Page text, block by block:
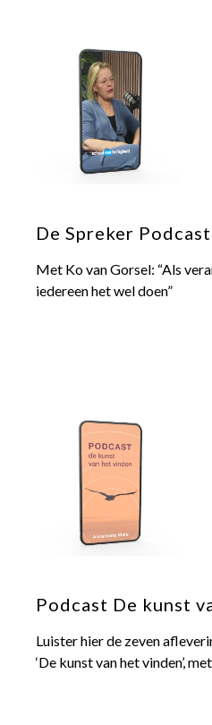
De Spreker Podcast
Met Ko van Gorsel: “Als
iedereen het wel doen”
Podcast De kunst
Luister hier de zeven
‘De kunst van het vinden’,